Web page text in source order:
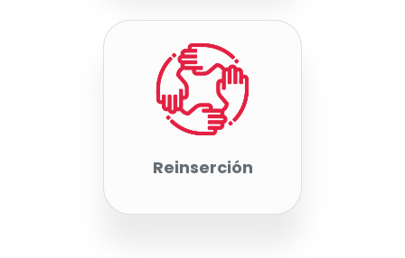
Reinserción